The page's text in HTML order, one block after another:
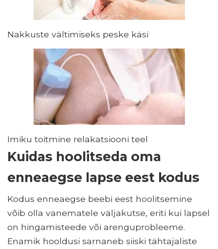
Nakkuste vältimiseks peske käsi
Imiku toitmine relakatsiooni teel
Kuidas hoolitseda oma
enneaegse lapse eest kodus
Kodus enneaegse beebi eest hoolitsemine
võib olla vanematele väljakutse, eriti kui lapsel
on hingamisteede või arenguprobleeme.
Enamik hooldusi sarnaneb siiski tähtajaliste